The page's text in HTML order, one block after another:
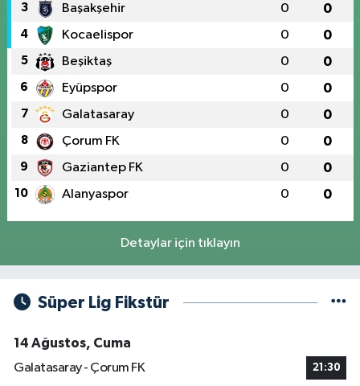
3 Başakşehir 0 0
4 Kocaelispor 0 0
5 Beşiktaş 0 0
6 Eyüpspor 0 0
7 Galatasaray 0 0
8 Çorum FK 0 0
9 Gaziantep FK 0 0
10 Alanyaspor 0 0
Detaylar için tıklayın
Süper Lig Fikstür
14 Ağustos, Cuma
Galatasaray - Çorum FK
21:30